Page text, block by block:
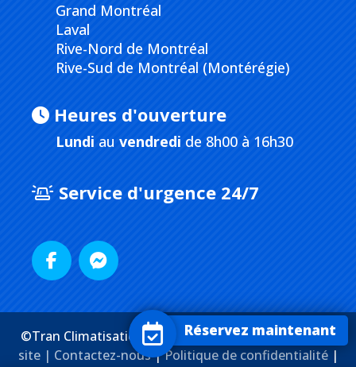
Grand Montréal
Laval
Rive-Nord de Montréal
Rive-Sud de Montréal (Montérégie)
Heures d'ouverture
Lundi au vendredi de 8h00 à 16h30
Service d'urgence 24/7
©Tran Climatisation. Tous droits réservés. |Plan du
site | Contactez-nous|Politique de confidentialité|
Réservez maintenant